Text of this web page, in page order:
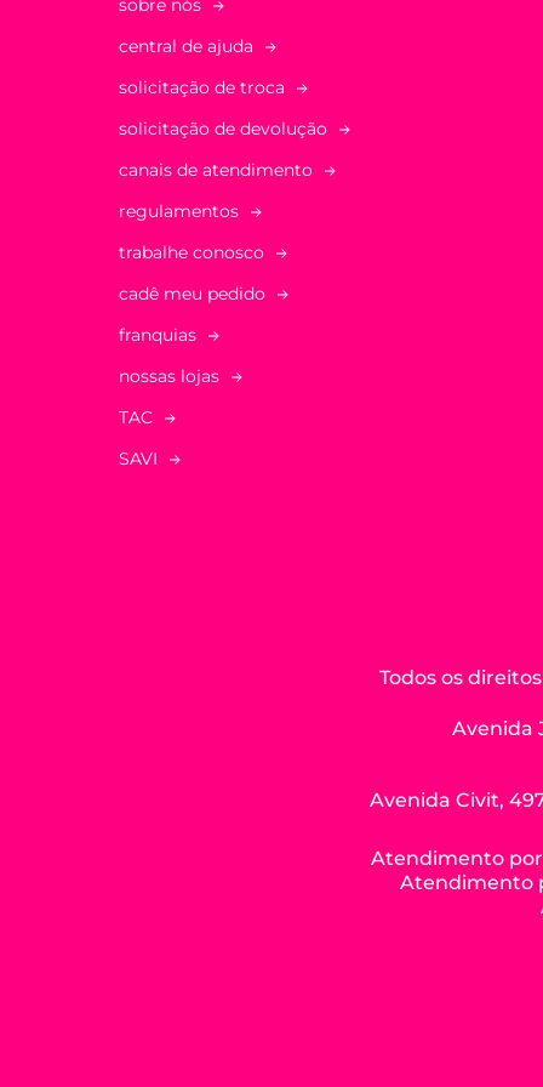
sobre nós
central de ajuda
solicitação de troca
solicitação de devolução
canais de atendimento
regulamentos
trabalhe conosco
cadê meu pedido
franquias
nossas lojas
TAC
SAVI
Todos os
Avenida
Avenida Civit,
Atendimento por
Atendimento